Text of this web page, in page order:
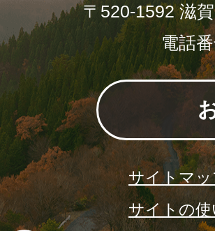
〒520-1592 滋
電話
サイトマ
サイトの使